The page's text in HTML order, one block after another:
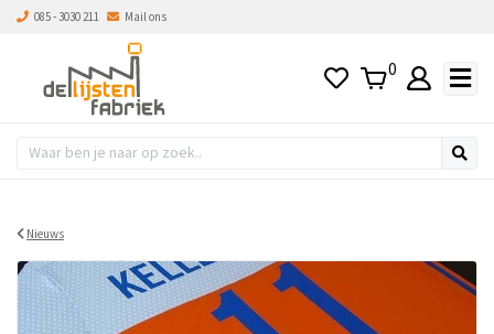
085 - 3030 211 Mail ons
0
Nieuws